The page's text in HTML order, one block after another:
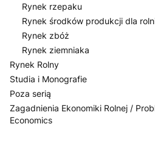
Rynek rzepaku
Rynek środków produkcji dla
Rynek zbóż
Rynek ziemniaka
Rynek Rolny
Studia i Monografie
Poza serią
Zagadnienia Ekonomiki Rolnej /
Economics